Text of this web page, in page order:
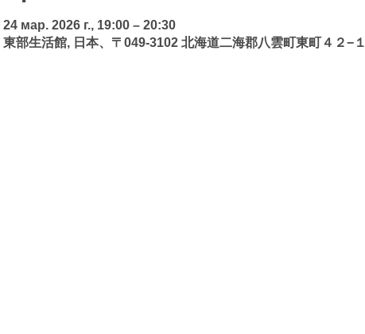
24 мар. 2026 г., 19:00 – 20:30
東部生活館, 日本、〒049-3102 北海道二海郡八雲町東町４２−１